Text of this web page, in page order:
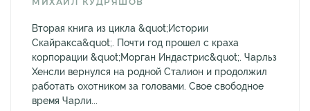
Вторая книга из цикла &quot;Истории
Скайракса&quot;. Почти год прошел с краха
корпорации &quot;Морган Индастрис&quot;. Чарльз
Хенсли вернулся на родной Сталион и продолжил
работать охотником за головами. Свое свободное
время Чарли...